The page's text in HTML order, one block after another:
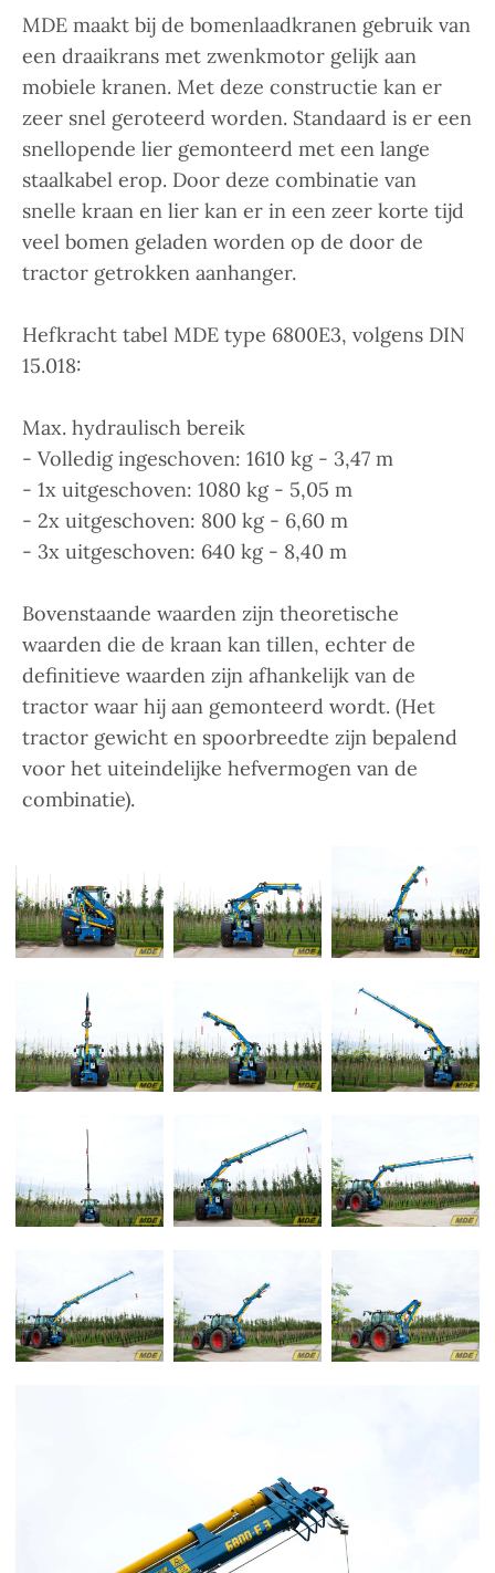
MDE maakt bij de bomenlaadkranen gebruik van
een draaikrans met zwenkmotor gelijk aan
mobiele kranen. Met deze constructie kan er
zeer snel geroteerd worden. Standaard is er een
snellopende lier gemonteerd met een lange
staalkabel erop. Door deze combinatie van
snelle kraan en lier kan er in een zeer korte tijd
veel bomen geladen worden op de door de
tractor getrokken aanhanger.
Hefkracht tabel MDE type 6800E3, volgens DIN
15.018:
Max. hydraulisch bereik
- Volledig ingeschoven: 1610 kg - 3,47 m
- 1x uitgeschoven: 1080 kg - 5,05 m
- 2x uitgeschoven: 800 kg - 6,60 m
- 3x uitgeschoven: 640 kg - 8,40 m
Bovenstaande waarden zijn theoretische
waarden die de kraan kan tillen, echter de
definitieve waarden zijn afhankelijk van de
tractor waar hij aan gemonteerd wordt. (Het
tractor gewicht en spoorbreedte zijn bepalend
voor het uiteindelijke hefvermogen van de
combinatie).